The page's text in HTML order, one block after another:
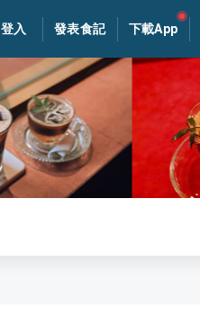
登入 發表食記 下載App